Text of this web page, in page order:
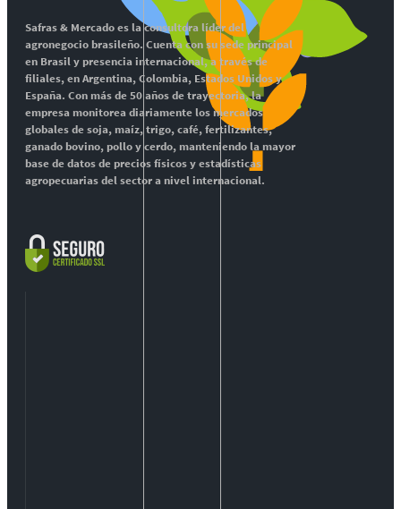
Safras & Mercado es la consultora líder del
agronegocio brasileño. Cuenta con su sede principal
en Brasil y presencia internacional, a través de
filiales, en Argentina, Colombia, Estados Unidos y
España. Con más de 50 años de trayectoria, la
empresa monitorea diariamente los mercados
globales de soja, maíz, trigo, café, fertilizantes,
ganado bovino, pollo y cerdo, manteniendo la mayor
base de datos de precios físicos y estadísticas
agropecuarias del sector a nivel internacional.